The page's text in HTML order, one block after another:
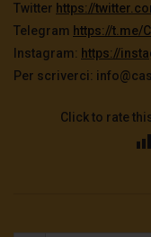
Twitter https://
Telegram https://t.me/
Instagram: https://
Per scriverci:
Click to rate